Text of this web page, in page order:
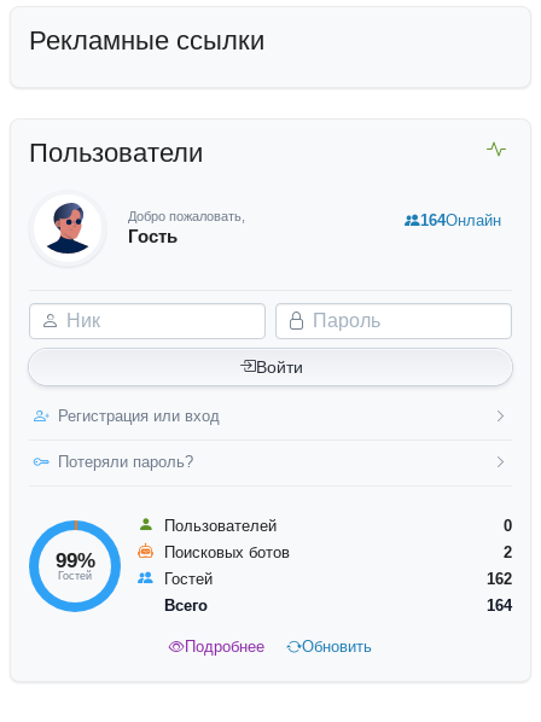
Рекламные ссылки
Пользователи
Добро пожаловать,
Гость
Ник Пароль
Войти
Регистрация или вход
Потеряли пароль?
164Онлайн
99%
Гостей
Пользователей
0
Поисковых ботов
2
Гостей
162
Всего
164
Подробнее Обновить